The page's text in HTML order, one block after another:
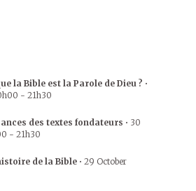
la Bible est la Parole de Dieu ? •
- 21h30
des textes fondateurs • 30
- 21h30
de la Bible • 29 October